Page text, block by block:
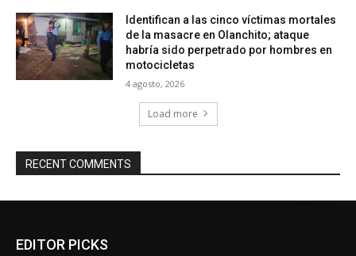
Identifican a las cinco víctimas mortales
de la masacre en Olanchito; ataque
habría sido perpetrado por hombres en
motocicletas
4 agosto, 2026
Load more
RECENT COMMENTS
EDITOR PICKS